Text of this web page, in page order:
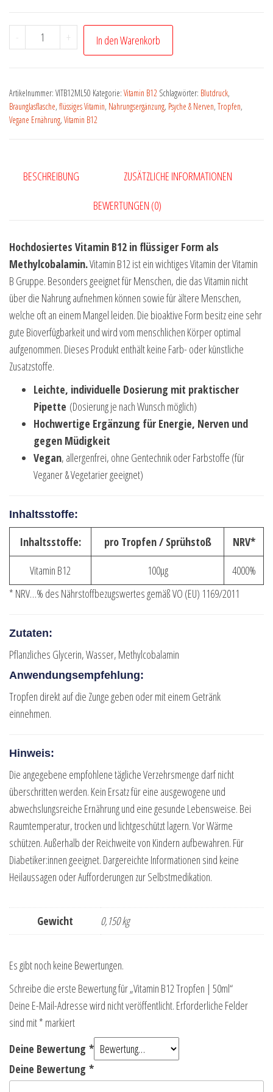
- + In den Warenkorb
Artikelnummer: VITB12ML50 Kategorie: Vitamin B12 Schlagwörter: Blutdruck,
Braunglasflasche, flüssiges Vitamin, Nahrungsergänzung, Psyche & Nerven, Tropfen,
Vegane Ernährung, Vitamin B12
BESCHREIBUNG
ZUSÄTZLICHE INFORMATIONEN
BEWERTUNGEN (0)
Hochdosiertes Vitamin B12 in flüssiger Form als
Methylcobalamin.Vitamin B12 ist ein wichtiges Vitamin der Vitamin
B Gruppe. Besonders geeignet für Menschen, die das Vitamin nicht
über die Nahrung aufnehmen können sowie für ältere Menschen,
welche oft an einem Mangel leiden. Die bioaktive Form besitz eine sehr
gute Bioverfügbarkeit und wird vom menschlichen Körper optimal
aufgenommen. Dieses Produkt enthält keine Farb- oder künstliche
Zusatzstoffe.
Leichte, individuelle Dosierung mit praktischer
Pipette (Dosierung je nach Wunsch möglich)
Hochwertige Ergänzung für Energie, Nerven und
gegen Müdigkeit
Vegan, allergenfrei, ohne Gentechnik oder Farbstoffe (für
Veganer & Vegetarier geeignet)
Inhaltsstoffe:
Inhaltsstoffe: pro Tropfen / Sprühstoß
NRV*
Vitamin B12
100µg
4000%
* NRV…% des Nährstoffbezugswertes gemäß VO (EU) 1169/2011
Zutaten:
Pflanzliches Glycerin, Wasser, Methylcobalamin
Anwendungsempfehlung:
Tropfen direkt auf die Zunge geben oder mit einem Getränk
einnehmen.
Hinweis:
Die angegebene empfohlene tägliche Verzehrsmenge darf nicht
überschritten werden. Kein Ersatz für eine ausgewogene und
abwechslungsreiche Ernährung und eine gesunde Lebensweise. Bei
Raumtemperatur, trocken und lichtgeschützt lagern. Vor Wärme
schützen. Außerhalb der Reichweite von Kindern aufbewahren. Für
Diabetiker:innen geeignet. Dargereichte Informationen sind keine
Heilaussagen oder Aufforderungen zur Selbstmedikation.
Gewicht 0,150 kg
Es gibt noch keine Bewertungen.
Schreibe die erste Bewertung für „Vitamin B12 Tropfen | 50ml“
Deine E-Mail-Adresse wird nicht veröffentlicht. Erforderliche Felder
sind mit* markiert
Deine Bewertung *
Deine Bewertung *